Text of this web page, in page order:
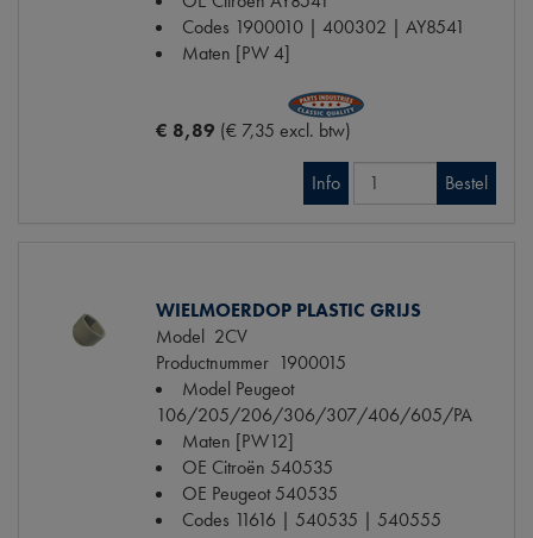
Codes 1900010 | 400302 | AY8541
Maten [PW 4]
€ 8,89 (€ 7,35 excl. btw)
Info Bestel
WIELMOERDOP PLASTIC GRIJS
Model 2CV
Productnummer 1900015
Model Peugeot
106/205/206/306/307/406/605/PA
Maten [PW12]
OE Citroën 540535
OE Peugeot 540535
Codes 11616 | 540535 | 540555